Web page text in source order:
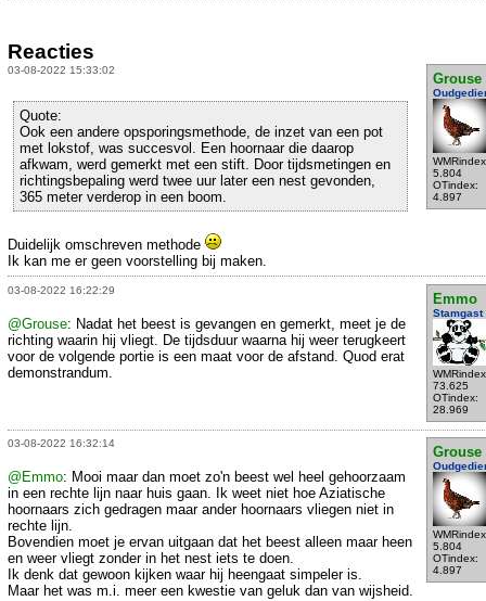
Reacties
03-08-2022 15:33:02
Grouse
5.804
OTindex:
4.897
Quote:
Ook een andere opsporingsmethode, de inzet van een pot
met lokstof, was succesvol. Een hoornaar die daarop
afkwam, werd gemerkt met een stift. Door tijdsmetingen en
richtingsbepaling werd twee uur later een nest gevonden,
365 meter verderop in een boom.
Duidelijk omschreven methode
Ik kan me er geen voorstelling bij maken.
03-08-2022 16:22:29
Emmo
Stamgast
73.625
OTindex:
28.969
@Grouse: Nadat het beest is gevangen en gemerkt, meet je de
richting waarin hij vliegt. De tijdsduur waarna hij weer terugkeert
voor de volgende portie is een maat voor de afstand. Quod erat
demonstrandum.
03-08-2022 16:32:14
Grouse
5.804
OTindex:
4.897
@Emmo: Mooi maar dan moet zo'n beest wel heel gehoorzaam
in een rechte lijn naar huis gaan. Ik weet niet hoe Aziatische
hoornaars zich gedragen maar ander hoornaars vliegen niet in
rechte lijn.
Bovendien moet je ervan uitgaan dat het beest alleen maar heen
en weer vliegt zonder in het nest iets te doen.
Ik denk dat gewoon kijken waar hij heengaat simpeler is.
Maar het was m.i. meer een kwestie van geluk dan van wijsheid.